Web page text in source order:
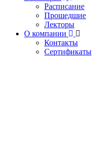
Расписание
Прошедшие
Лекторы
О компании
Контакты
Сертификаты